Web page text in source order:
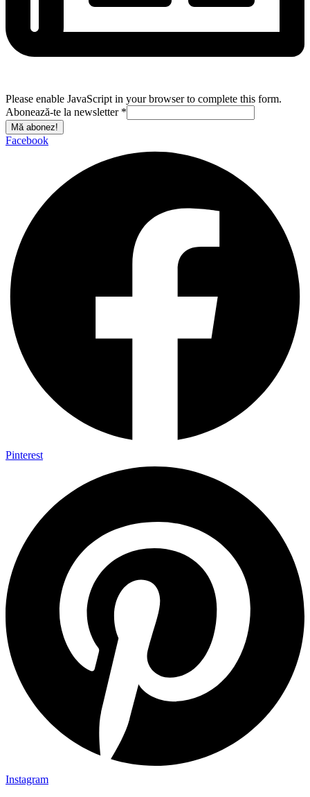
Please enable JavaScript in your browser to complete this form.
Abonează-te la newsletter *
Mă abonez!
Facebook
Pinterest
Instagram